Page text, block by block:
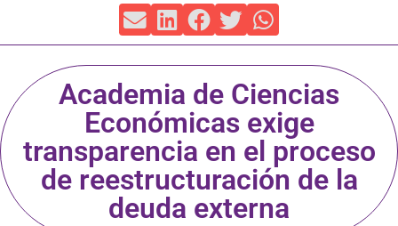
Academia de Ciencias
Económicas exige
transparencia en el proceso
de reestructuración de la
deuda externa